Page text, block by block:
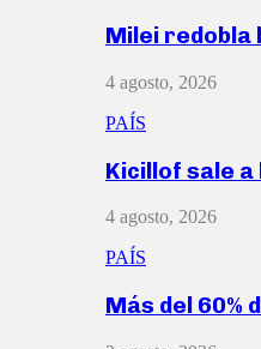
Milei redobla
4 agosto, 2026
PAÍS
Kicillof sale
4 agosto, 2026
PAÍS
Más del 60%